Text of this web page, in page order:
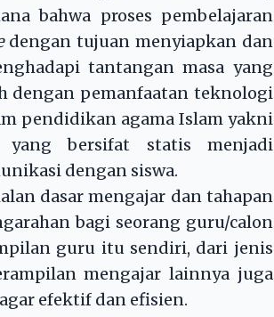
bahwa proses pembelajaran
dengan tujuan menyiapkan dan
tantangan masa yang
dengan pemanfaatan teknologi
pendidikan agama Islam yakni
yang bersifat statis menjadi
dengan siswa.
dasar mengajar dan tahapan
bagi seorang guru/calon
guru itu sendiri, dari jenis
mengajar lainnya juga
efektif dan efisien.